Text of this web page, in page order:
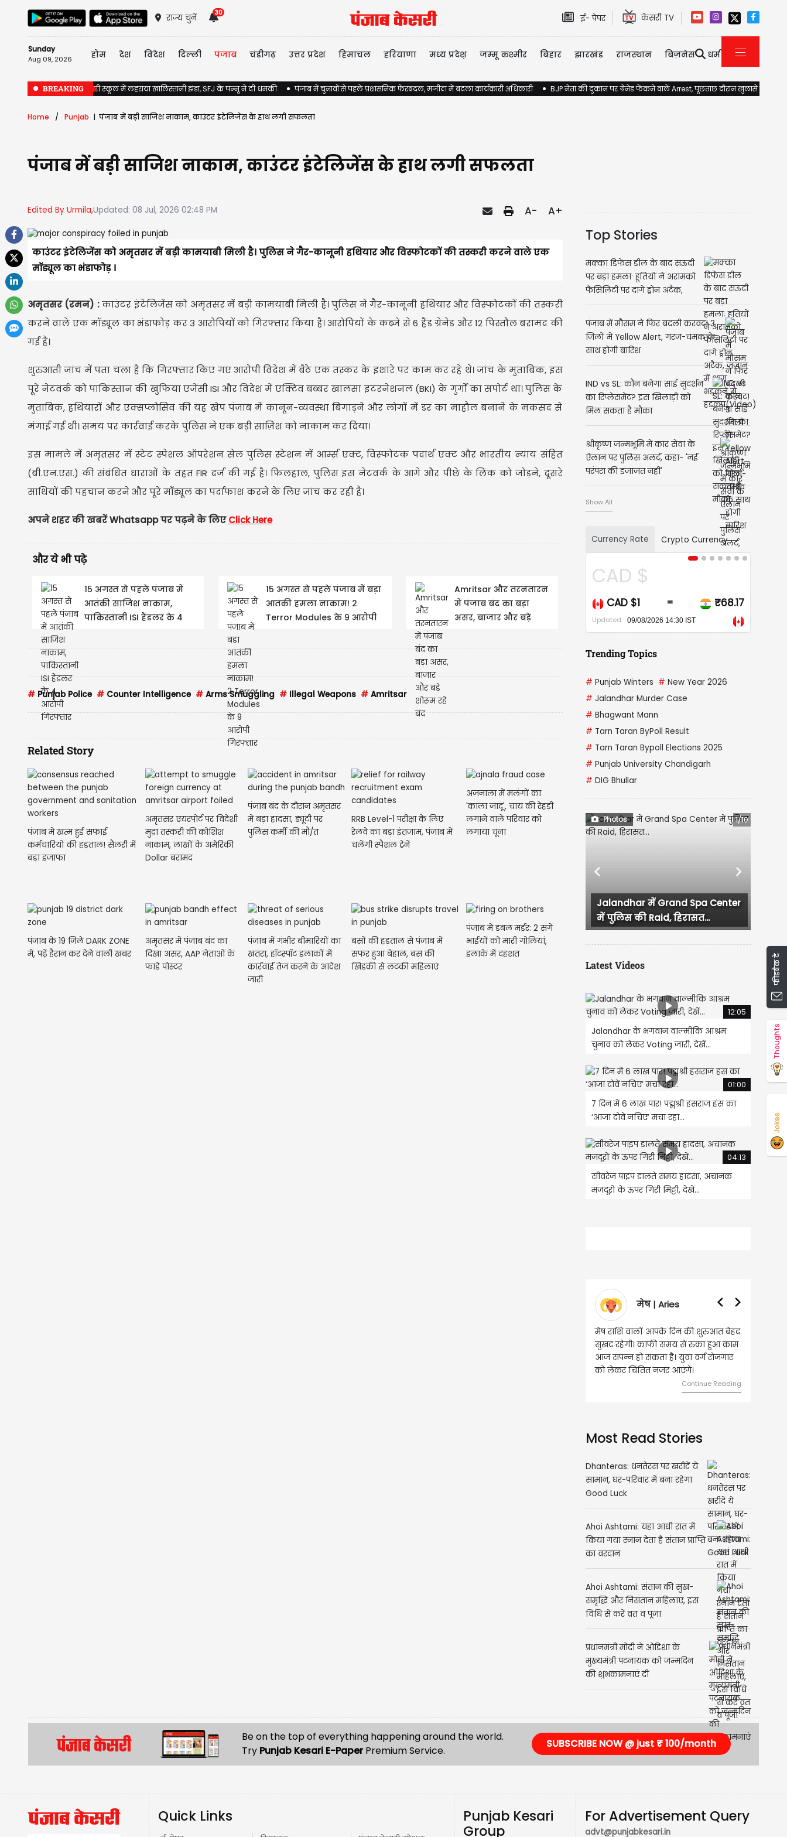
राज्य चुनें
30
ई- पेपर केसरी TV
Sunday
Aug 09, 2026 होम देश विदेश दिल्ली पंजाब चंडीगढ़ उत्तर प्रदेश हिमाचल हरियाणा मध्य प्रदेश़ जम्मू कश्मीर बिहार झारखंड राजस्थान बिज़नेस धर्म
BREAKING
Jalandhar के सरकारी स्कूल में लहराया खालिस्तानी झंडा, SFJ के पन्नू ने दी धमकी पंजाब में चुनावों से पहले प्रशासनिक फेरबदल, मजीठा में बदला कार्यकारी अधिकारी BJP नेता की दुकान पर ग्रेनेड फेंकने वाले Arrest, पूछताछ दौरान खुलासे होने की
Home Punjab पंजाब में बड़ी साजिश नाकाम, काउंटर इंटेलिजेंस के हाथ लगी सफलता
पंजाब में बड़ी साजिश नाकाम, काउंटर इंटेलिजेंस के हाथ लगी सफलता
Edited By Urmila,Updated: 08 Jul, 2026 02:48 PM A- A+
काउंटर इंटेलिजेंस को अमृतसर में बड़ी कामयाबी मिली है। पुलिस ने गैर-कानूनी हथियार और विस्फोटकों की तस्करी करने वाले एक
मॉड्यूल का भंडाफोड़ ।
अमृतसर (रमन) :काउंटर इंटेलिजेंस को अमृतसर में बड़ी कामयाबी मिली है। पुलिस ने गैर-कानूनी हथियार और विस्फोटकों की तस्करी
करने वाले एक मॉड्यूल का भंडाफोड़ कर 3 आरोपियों को गिरफ्तार किया है। आरोपियों के कब्जे से 6 हैंड ग्रेनेड और 12 पिस्तौल बरामद की
गई हैं।
शुरुआती जांच में पता चला है कि गिरफ्तार किए गए आरोपी विदेश में बैठे एक तस्कर के इशारे पर काम कर रहे थे। जांच के मुताबिक, इस
पूरे नेटवर्क को पाकिस्तान की खुफिया एजेंसी ISI और विदेश में एक्टिव बब्बर खालसा इंटरनेशनल (BKI) के गुर्गों का सपोर्ट था। पुलिस के
मुताबिक, हथियारों और एक्सप्लोसिव की यह खेप पंजाब में कानून-व्यवस्था बिगाड़ने और लोगों में डर का माहौल बनाने के मकसद से
मंगाई गई थी। समय पर कार्रवाई करके पुलिस ने एक बड़ी साज़िश को नाकाम कर दिया।
इस मामले में अमृतसर में स्टेट स्पेशल ऑपरेशन सेल पुलिस स्टेशन में आर्म्स एक्ट, विस्फोटक पदार्थ एक्ट और भारतीय न्याय संहित
(बी.एन.एस.) की संबंधित धाराओं के तहत FIR दर्ज की गई है। फिलहाल, पुलिस इस नेटवर्क के आगे और पीछे के लिंक को जोड़ने, दूसरे
साथियों की पहचान करने और पूरे मॉड्यूल का पर्दाफाश करने के लिए जांच कर रही है।
अपने शहर की खबरें Whatsapp पर पढ़ने के लिएClick Here
और ये भी पढ़े
15 अगस्त से पहले पंजाब में
आतंकी साजिश नाकाम,
पाकिस्तानी ISI हैंडलर के 4
15 अगस्त से पहले पंजाब में बड़ा
आतंकी हमला नाकाम! 2
Terror Modules के 9 आरोपी
Amritsar और तरनतारन
में पंजाब बंद का बड़ा
असर, बाजार और बड़े
# Punjab Police # Counter Intelligence # Arms Smuggling # Illegal Weapons # Amritsar
Related Story
पंजाब में खत्म हुई सफाई
कर्मचारियों की हड़ताल! सैलरी में
बड़ा इजाफा
अमृतसर एयरपोर्ट पर विदेशी
मुद्रा तस्करी की कोशिश
नाकाम, लाखों के अमेरिकी
Dollar बरामद
पंजाब बंद के दौरान अमृतसर
में बड़ा हादसा, ड्यूटी पर
पुलिस कर्मी की मौ/त
RRB Level-1 परीक्षा के लिए
रेलवे का बड़ा इंतजाम, पंजाब में
चलेंगी स्पैशल ट्रेनें
अजनाला में मलंगों का
'काला जादू', चाय की रेहड़ी
लगाने वाले परिवार को
लगाया चूना
पंजाब के 19 जिले DARK ZONE
में, पढ़ें हैरान कर देने वाली खबर
अमृतसर में पंजाब बंद का
दिखा असर, AAP नेताओं के
फाड़े पोस्टर
पंजाब में गंभीर बीमारियों का
खतरा, हॉटस्पॉट इलाकों में
कार्रवाई तेज करने के आदेश
जारी
बसों की हड़ताल से पंजाब में
सफर हुआ बेहाल, बस की
खिड़की से लटकी महिलाएं
पंजाब में डबल मर्डर: 2 सगे
भाईयों को मारी गोलियां,
इलाके में दहशत
Top Stories
मक्का डिफेंस डील के बाद सऊदी
पर बड़ा हमलाः हूतियों ने अरामको
फैसिलिटी पर दागे ड्रोन अटैक,
जजान में आग भड़कने से
हड़कंप(Video)
पंजाब में मौसम ने फिर बदली करवट! 3
जिलों में Yellow Alert, गरज-चमक के
साथ होगी बारिश
IND vs SL: कौन बनेगा साई सुदर्शन
का रिप्लेसमेंट? इस खिलाड़ी को
मिल सकता है मौका
श्रीकृष्ण जन्मभूमि में कार सेवा के
ऐलान पर पुलिस अलर्ट, कहा- 'नई
परंपरा की इजाजत नहीं'
Show All
Currency Rate Crypto Currency
CAD $1 = ₹68.17
Updated 09/08/2026 14:30 IST
USD $
USD $1 ₹95.14
Updated 09/08/2026 14:30 IST
Trending Topics
# Punjab Winters # New Year 2026
# Jalandhar Murder Case
# Bhagwant Mann
# Tarn Taran ByPoll Result
# Tarn Taran Bypoll Elections 2025
# Punjab University Chandigarh
# DIG Bhullar
Photos 1/10
Jalandhar में Grand Spa Center
में पुलिस की Raid, हिरासत...
लुधियाना में कांग्रेस कार्यक्रम दौरान
हंगामा, प्रदेश...
Previous Next
Latest Videos
12:05
Jalandhar के भगवान वाल्मीकि आश्रम
चुनाव को लेकर Voting जारी, देखें...
01:00
7 दिन में 6 लाख पार! पद्मश्री हंसराज हंस का
‘आजा दोवें नचिए’ मचा रहा...
04:13
सीवरेज पाइप डालते समय हादसा, अचानक
मजदूरों के ऊपर गिरी मिट्टी, देखें...
मेष राशि वालों आपके दिन की शुरुआत बेहद
सुखद रहेगी। काफी समय से रुका हुआ काम
आज संपन्न हो सकता है। युवा वर्ग रोजगार
वृषभ | Taurus
वृष राशि वालों आज घर की सुख सुविधा
संबंधी चीजों पर खर्च हो सकता है। आर्थिक
स्थिति बिगड़ सकती है। सोच समझकर धन
का निवेश करें।
Continue Reading
Most Read Stories
Dhanteras: धनतेरस पर खरीदें ये
सामान, घर-परिवार में बना रहेगा
Good Luck
Ahoi Ashtami: यहां आधी रात में
किया गया स्नान देता है संतान प्राप्ति
का वरदान
Ahoi Ashtami: संतान की सुख-
समृद्धि और निसंतान महिलाएं, इस
विधि से करें व्रत व पूजा
प्रधानमंत्री मोदी ने ओडिशा के
मुख्यमंत्री पटनायक को जन्मदिन
की शुभकामनाएं दीं
Be on the top of everything happening around the world.
Try Punjab Kesari E-PaperPremium Service.
SUBSCRIBE NOW @ just ₹ 100/month
Quick Links
Punjab Kesari
Group
For Advertisement Query
advt@punjabkesari.in
फीडबैक दें
Thoughts
Jokes